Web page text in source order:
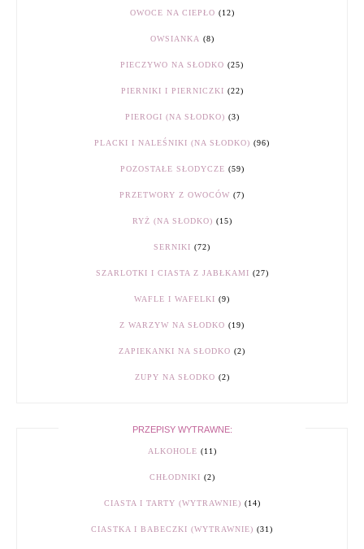
OWOCE NA CIEPŁO (12)
OWSIANKA (8)
PIECZYWO NA SŁODKO (25)
PIERNIKI I PIERNICZKI (22)
PIEROGI (NA SŁODKO) (3)
PLACKI I NALEŚNIKI (NA SŁODKO) (96)
POZOSTAŁE SŁODYCZE (59)
PRZETWORY Z OWOCÓW (7)
RYŻ (NA SŁODKO) (15)
SERNIKI (72)
SZARLOTKI I CIASTA Z JABŁKAMI (27)
WAFLE I WAFELKI (9)
Z WARZYW NA SŁODKO (19)
ZAPIEKANKI NA SŁODKO (2)
ZUPY NA SŁODKO (2)
PRZEPISY WYTRAWNE:
ALKOHOLE (11)
CHŁODNIKI (2)
CIASTA I TARTY (WYTRAWNIE) (14)
CIASTKA I BABECZKI (WYTRAWNIE) (31)